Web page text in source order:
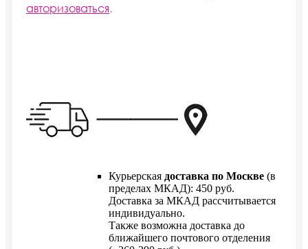
авторизоваться.
Курьерская доставка по Москве (в
пределах МКАД): 450 руб.
Доставка за МКАД рассчитывается
индивидуально.
Также возможна доставка до
ближайшего почтового отделения